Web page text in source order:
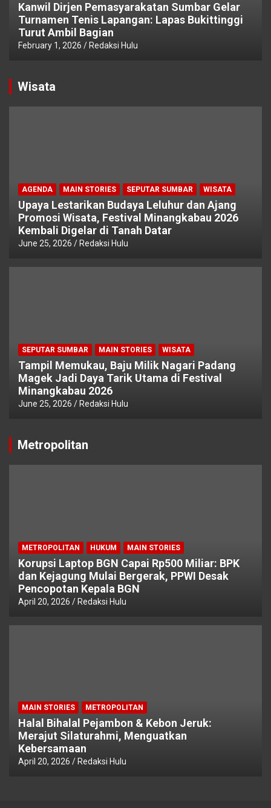
Kanwil Dirjen Pemasyarakatan Sumbar Gelar
Turnamen Tenis Lapangan: Lapas Bukittinggi
Turut Ambil Bagian
February 1, 2026 Redaksi Hulu
Wisata
AGENDA MAIN STORIES SEPUTAR SUMBAR WISATA
Upaya Lestarikan Budaya Leluhur dan Ajang
Promosi Wisata, Festival Minangkabau 2026
Kembali Digelar di Tanah Datar
June 25, 2026 Redaksi Hulu
SEPUTAR SUMBAR MAIN STORIES WISATA
Tampil Memukau, Baju Milik Nagari Padang
Magek Jadi Daya Tarik Utama di Festival
Minangkabau 2026
June 25, 2026 Redaksi Hulu
Metropolitan
METROPOLITAN HUKUM MAIN STORIES
Korupsi Laptop BGN Capai Rp500 Miliar: BPK
dan Kejagung Mulai Bergerak, PPWI Desak
Pencopotan Kepala BGN
April 20, 2026 Redaksi Hulu
MAIN STORIES METROPOLITAN
Halal Bihalal Pejambon & Kebon Jeruk:
Merajut Silaturahmi, Menguatkan
Kebersamaan
April 20, 2026 Redaksi Hulu